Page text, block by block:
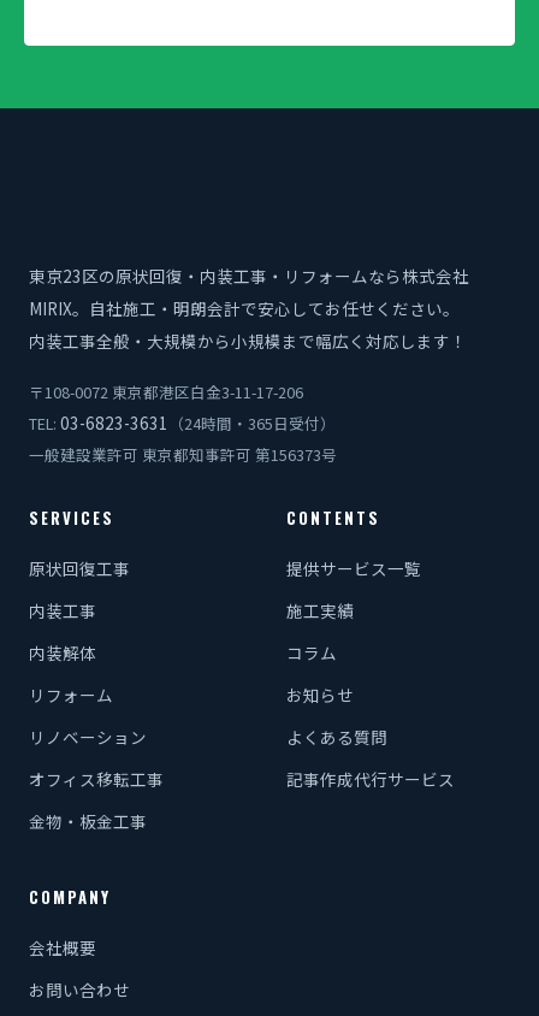
東京23区の原状回復・内装工事・リフォームなら株式会社
MIRIX。自社施工・明朗会計で安心してお任せください。
内装工事全般・大規模から小規模まで幅広く対応します！
〒108-0072 東京都港区白金3-11-17-206
TEL: 03-6823-3631
（24時間・365日受付）
一般建設業許可 東京都知事許可 第156373号
SERVICES
原状回復工事
内装工事
内装解体
リフォーム
リノベーション
オフィス移転工事
金物・板金工事
CONTENTS
提供サービス一覧
施工実績
コラム
お知らせ
よくある質問
記事作成代行サービス
COMPANY
会社概要
お問い合わせ